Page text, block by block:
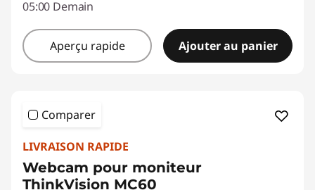
05:00 Demain
Aperçu rapide Ajouter au panier
Comparer
LIVRAISON RAPIDE
Webcam pour moniteur
ThinkVision MC60